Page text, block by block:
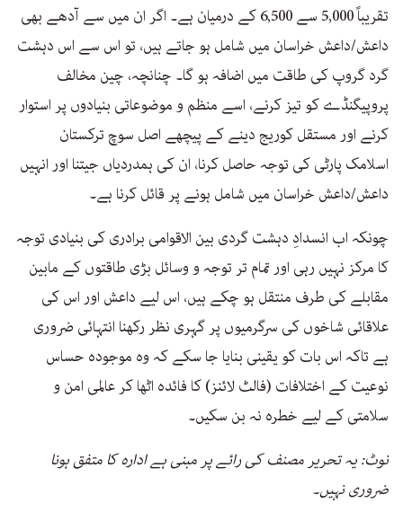
تقریباً 5,000 سے 6,500 کے درمیان ہے۔ اگر ان میں سے آدھے بھی
داعش/داعش خراسان میں شامل ہو جاتے ہیں، تو اس سے اس دہشت
گرد گروپ کی طاقت میں اضافہ ہو گا۔ چنانچہ، چین مخالف
پروپیگنڈے کو تیز کرنے، اسے منظم و موضوعاتی بنیادوں پر استوار
کرنے اور مستقل کوریج دینے کے پیچھے اصل سوچ ترکستان
اسلامک پارٹی کی توجہ حاصل کرنا، ان کی ہمدردیاں جیتنا اور انہیں
داعش/داعش خراسان میں شامل ہونے پر قائل کرنا ہے۔
چونکہ اب انسدادِ دہشت گردی بین الاقوامی برادری کی بنیادی توجہ
کا مرکز نہیں رہی اور تمام تر توجہ و وسائل بڑی طاقتوں کے مابین
مقابلے کی طرف منتقل ہو چکے ہیں، اس لیے داعش اور اس کی
علاقائی شاخوں کی سرگرمیوں پر گہری نظر رکھنا انتہائی ضروری
ہے تاکہ اس بات کو یقینی بنایا جا سکے کہ وہ موجودہ حساس
نوعیت کے اختلافات (فالٹ لائنز) کا فائدہ اٹھا کر عالمی امن و
سلامتی کے لیے خطرہ نہ بن سکیں۔
نوٹ: یہ تحریر مصنف کی رائے پر مبنی ہے ادارہ کا متفق ہونا
ضروری نہیں۔